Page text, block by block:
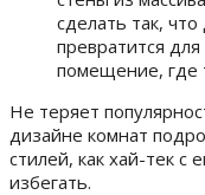
сделать так,
превратится
помещение, где
Не теряет
дизайне комнат
стилей, как хай-тек с
избегать.